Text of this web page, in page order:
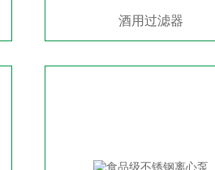
酒用过滤器